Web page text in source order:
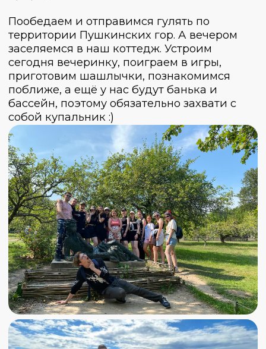
Сегодня утром просыпаемся, улыбаемся,
завтракаем и отправляемся на треккинг по
Изборско-Мальской долине.
Пройдем вдоль старинного водного
торгового пути, поднимемся на Белую гору
попьем живой воды из кипящего ключа, а
затем полюбуемся голубыми куполами
Мальского монастыря и открыточными
видами долины.
После обеда отправляемся дальше, нас
ждёт знакомство со страусами! Едем на
ЭкоФерму "Изборский Страус", чтобы
узнать всё об африканских страусах и
собственноручно покормить этих
жизнерадостных и любопытных птиц :)
Изборско-Мальская долина,
экоферма, прогулка на сапах.
День 3